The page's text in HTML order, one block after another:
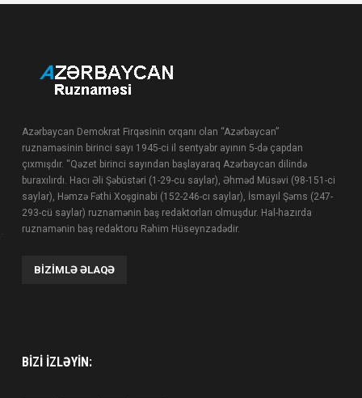
Azərbaycan Demokrat Firqəsinin orqanı olan “Azərbaycan”
ruznaməsinin birinci sayı 1945-ci il sentyabr ayının 5-də çapdan
çıxmışdır. “Qəzet birinci sayından başlayaraq Azərbaycan dilində
buraxılırdı. Hacı Əli Şəbüstəri (1-29-cu saylar), Əhməd Müsəvi (98-151-ci
saylar), Həmzə Fəthi Xoşginabi (152-246-cı saylar), İsmayıl Şəms (247-
293-cü saylar) ruznamənin baş redaktorları olmuşdur. Hal-hazırda
ruznamənin baş redaktoru Rəhim Hüseynzadədir.
BIZIMLƏ ƏLAQƏ
BIZI IZLƏYIN: